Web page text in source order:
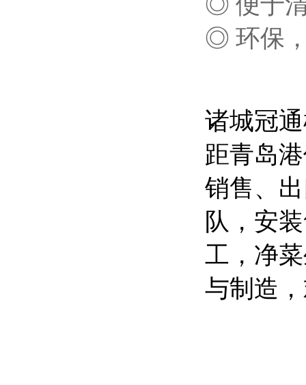
◎ 环保
诸城冠
距青岛
销售、
队，安
工，净
与制造